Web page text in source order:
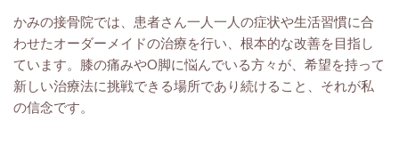
かみの接骨院では、患者さん一人一人の症状や生活習慣に合
わせたオーダーメイドの治療を行い、根本的な改善を目指し
ています。膝の痛みやO脚に悩んでいる方々が、希望を持って
新しい治療法に挑戦できる場所であり続けること、それが私
の信念です。